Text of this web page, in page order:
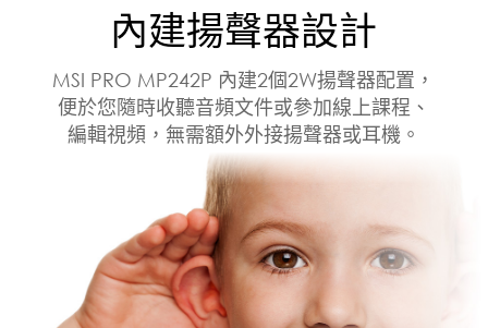
內建揚聲器設計
MSI PRO MP242P 內建2個2W揚聲器配置，
便於您隨時收聽音頻文件或參加線上課程、
編輯視頻，無需額外外接揚聲器或耳機。